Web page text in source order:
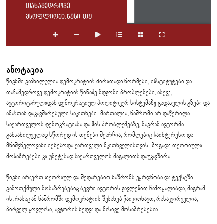
თანამედროვე
მსოფლიოში:წესი თუ
დემოკრატიის
გვერჩივნოს
დემოკრატია?
დემოკრატიის რეალობა:
როგორ მუშაობს
დემოკრატია?
დემოკრატიის
წინაპირობები: რატომაა
ზოგი ქვეყანა
– არა?
დემოკრატიზაცია:
როგორ ხდება
ანოტაცია
წიგნში განხილულია დემოკრატიის ძირითადი ნორმები, ინსტიტუტები და
თანამედროვე დემოკრატიის წინაშე მდგომი პრობლემები, ასევე,
ავტორიტარულიდან დემოკრატიულ პოლიტიკურ სისტემაზე გადასვლის გზები და
ამასთან დაკავშირებული საკითხები. მართალია, ნაშრომი არ დაწერილა
საქართველოს დემოკრატიასა და მის პრობლემებზე, მაგრამ ავტორმა
განსახილველად სწორედ ის თემები შეარჩია, რომლებიც საინტერესო და
მნიშვნელოვანი იქნებოდა ქართველი მკითხველისთვის. ზოგადი თეორიული
მოსაზრებები კი უმეტესად საქართველოს მაგალითს დაუკავშირა.
წიგნი არაერთ თეორიულ და შედარებით ნაშრომს ეყრდნობა და ტექსტში
გამოთქმული მოსაზრებებიც ბევრი ავტორის გავლენით ჩამოყალიბდა, მაგრამ
ის, რასაც ამ ნაშრომში დემოკრატიის შესახებ წაიკითხავთ, რასაკვირველია,
პირველ ყოვლისა, ავტორის ხედვა და მისივე მოსაზრებებია.